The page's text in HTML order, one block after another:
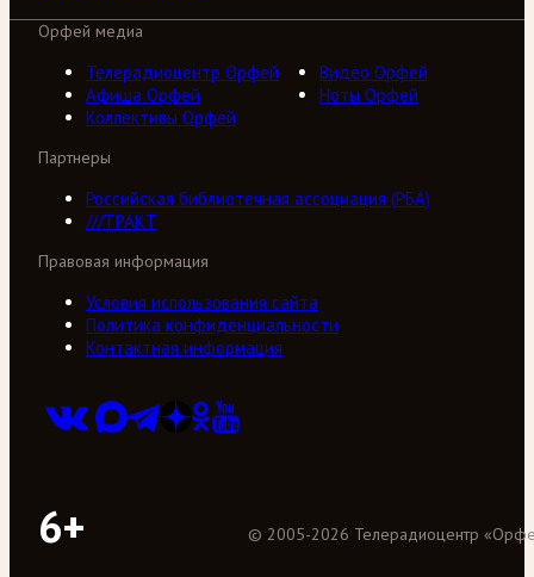
Орфей медиа
Телерадиоцентр Орфей
Видео Орфей
Афиша Орфей
Ноты Орфей
Коллективы Орфей
Партнеры
Российская библиотечная ассоциация (РБА)
///ТРАКТ
Правовая информация
Условия использования сайта
Политика конфиденциальности
Контактная информация
6+ © 2005-2026 Телерадиоцентр